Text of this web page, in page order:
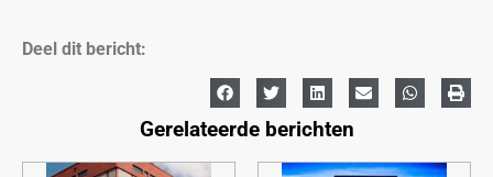
Deel dit bericht:
Gerelateerde berichten